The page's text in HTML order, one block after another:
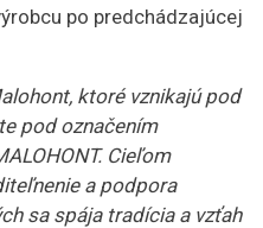
po predchádzajúcej
ktoré vznikajú pod
pod označením
Cieľom
a podpora
sa spája tradícia a vzťah